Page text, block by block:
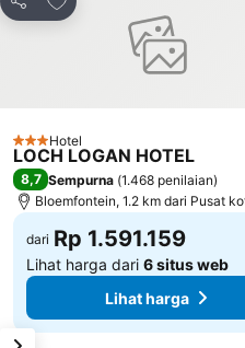
Bagikan
3 Bintang
Hotel
LOCH LOGAN HOTEL
8,7 Sempurna (1.468 penilaian)
Bloemfontein, 1.2 km dari Pusat
dari Rp 1.591.159
Lihat harga dari 6 situs web
Lihat harga